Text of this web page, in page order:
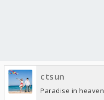
ctsun
Paradise in heaven